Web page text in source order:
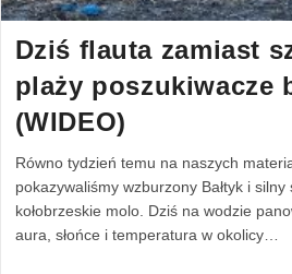
Dziś flauta zamiast
plaży poszukiwacze
(WIDEO)
Równo tydzień temu na naszych
pokazywaliśmy wzburzony Bałtyk i
kołobrzeskie molo. Dziś na wodzie
aura, słońce i temperatura w okolicy…